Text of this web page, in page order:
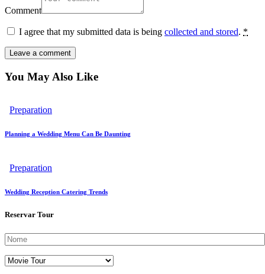
Comment
I agree that my submitted data is being collected and stored. *
You May Also Like
Preparation
Planning a Wedding Menu Can Be Daunting
Preparation
Wedding Reception Catering Trends
Reservar Tour